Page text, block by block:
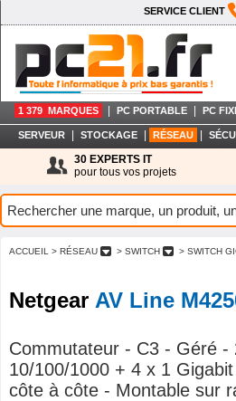
SERVICE CLIENT
1 379 MARQUES PC PORTABLE PC
SERVEUR STOCKAGE RÉSEAU
30 EXPERTS IT
pour tous vos projets
ACCUEIL > RÉSEAU > SWITCH > SWITCH
Netgear AV Line
Commutateur - C3 - Géré
10/100/1000 + 4 x 1
côte à côte - Montable sur